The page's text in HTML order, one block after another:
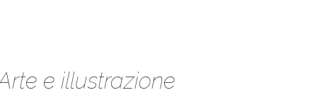
e illustrazione